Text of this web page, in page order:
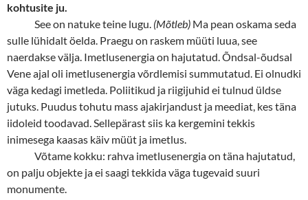
kohtusite ju.
See on natuke teine lugu. (Mõtleb) Ma pean oskama seda
sulle lühidalt öelda. Praegu on raskem müüti luua, see
naerdakse välja. Imetlusenergia on hajutatud. Õndsal-õudsal
Vene ajal oli imetlusenergia võrdlemisi summutatud. Ei olnudki
väga kedagi imetleda. Poliitikud ja riigijuhid ei tulnud üldse
jutuks. Puudus tohutu mass ajakirjandust ja meediat, kes täna
iidoleid toodavad. Sellepärast siis ka kergemini tekkis
inimesega kaasas käiv müüt ja imetlus.
Võtame kokku: rahva imetlusenergia on täna hajutatud,
on palju objekte ja ei saagi tekkida väga tugevaid suuri
monumente.